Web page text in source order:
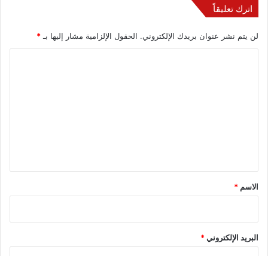
اترك تعليقاً
لن يتم نشر عنوان بريدك الإلكتروني. الحقول الإلزامية مشار إليها بـ *
*
الاسم *
البريد الإلكتروني*